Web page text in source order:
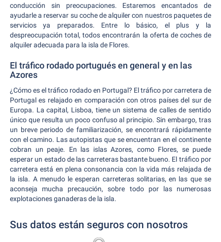
conducción sin preocupaciones. Estaremos encantados de
ayudarle a reservar su coche de alquiler con nuestros paquetes de
servicios ya preparados. Entre lo básico, el plus y la
despreocupación total, todos encontrarán la oferta de coches de
alquiler adecuada para la isla de Flores.
El tráfico rodado portugués en general y en las
Azores
¿Cómo es el tráfico rodado en Portugal? El tráfico por carretera de
Portugal es relajado en comparación con otros países del sur de
Europa. La capital, Lisboa, tiene un sistema de calles de sentido
único que resulta un poco confuso al principio. Sin embargo, tras
un breve periodo de familiarización, se encontrará rápidamente
con el camino. Las autopistas que se encuentran en el continente
cobran un peaje. En las islas Azores, como Flores, se puede
esperar un estado de las carreteras bastante bueno. El tráfico por
carretera está en plena consonancia con la vida más relajada de
la isla. A menudo le esperan carreteras solitarias, en las que se
aconseja mucha precaución, sobre todo por las numerosas
explotaciones ganaderas de la isla.
Sus datos están seguros con nosotros